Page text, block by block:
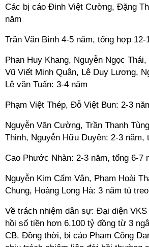
Các bị cáo Đinh Việt Cường, Đặng
năm
Trần Văn Bình 4-5 năm, tổng hợp 12-
Phan Huy Khang, Nguyễn Ngọc
Vũ Viết Minh Quân, Lê Duy Lương,
Lê văn Tuấn: 3-4 năm
Phạm Việt Thép, Đỗ Việt Bun: 2-3
Nguyễn Văn Cường, Trần Thanh
Thinh, Nguyễn Hữu Duyên: 2-3 năm,
Cao Phước Nhàn: 2-3 năm, tổng 6-7
Nguyễn Kim Cẩm Vân, Phạm Hoài
Chung, Hoàng Long Hà: 3 năm tù treo
Về trách nhiệm dân sự: Đại diện
hồi số tiền hơn 6.100 tỷ đồng từ 3
CB. Đồng thời, bị cáo Phạm Công